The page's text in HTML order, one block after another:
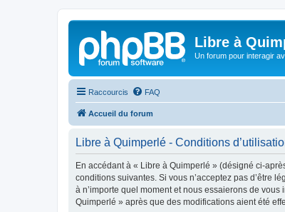
Libre à
Un forum pour interagir
Raccourcis FAQ
Accueil du forum
Libre à Quimperlé - Conditions
En accédant à « Libre à Quimperlé » (désigné ci-
conditions suivantes. Si vous n’acceptez pas d’être
à n’importe quel moment et nous essaierons de
Quimperlé » après que des modifications aient été